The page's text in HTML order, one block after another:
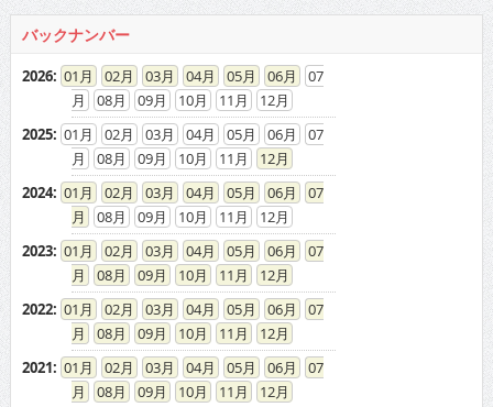
バックナンバー
2026: 01 02 03 04 05 06
07
08
09 10 11
12
2025: 01 02 03 04 05 06
07
08
09 10 11
12
2024: 01 02 03 04 05 06
07
08
09 10 11
12
2023: 01 02 03 04 05 06
07
08
09 10 11
12
2022: 01 02 03 04 05 06
07
08
09 10 11
12
2021: 01 02 03 04 05 06
07
08
09 10 11
12